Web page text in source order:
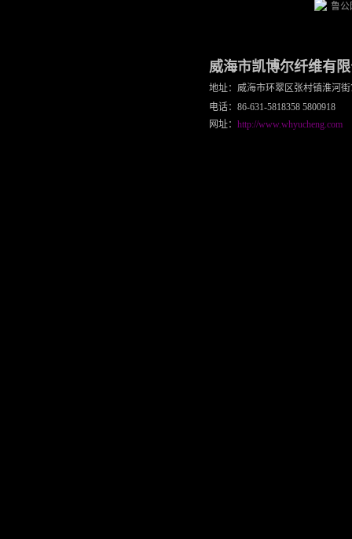
鲁公
威海市凯博尔纤维有
地址：威海市环翠区张村镇淮河街
电话：86-631-5818358 5800918
网址： http://www.whyucheng.com